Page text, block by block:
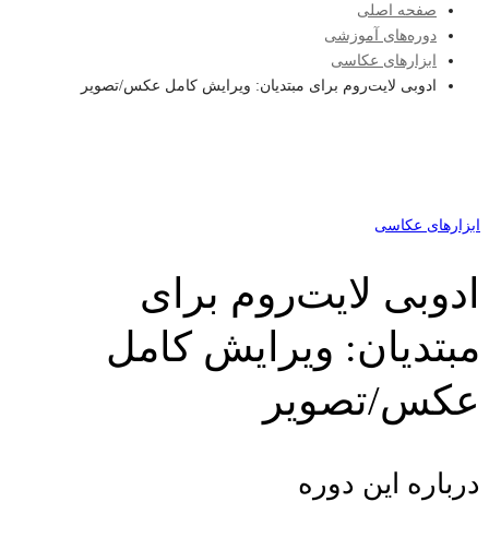
صفحه اصلی
دوره‌های آموزشی
ابزارهای عکاسی
ادوبی لایت‌روم برای مبتدیان: ویرایش کامل عکس/تصویر
ابزارهای عکاسی
ادوبی لایت‌روم برای
مبتدیان: ویرایش کامل
عکس/تصویر
درباره این دوره